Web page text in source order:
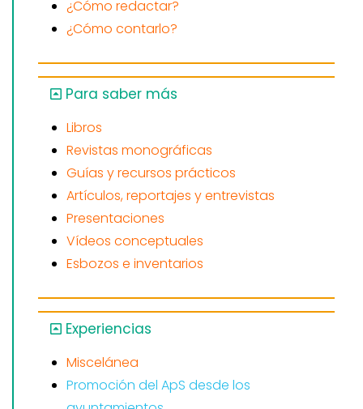
¿Cómo redactar?
¿Cómo contarlo?
Para saber más
Libros
Revistas monográficas
Guías y recursos prácticos
Artículos, reportajes y entrevistas
Presentaciones
Vídeos conceptuales
Esbozos e inventarios
Experiencias
Miscelánea
Promoción del ApS desde los